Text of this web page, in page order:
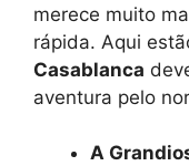
merece muito
rápida. Aqui
Casablanca
aventura pelo
A